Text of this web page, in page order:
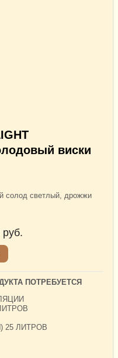
виски
солод светлый, дрожжи
руб.
ПОТРЕБУЕТСЯ
25 ЛИТРОВ